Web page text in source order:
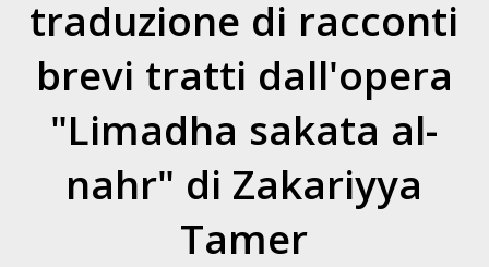
traduzione di racconti
brevi tratti dall'opera
"Limadha sakata al-
nahr" di Zakariyya
Tamer